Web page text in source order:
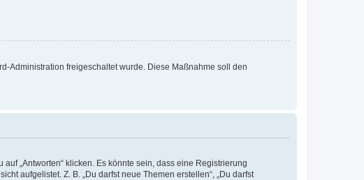
Administration freigeschaltet wurde. Diese Maßnahme soll den
„Antworten“ klicken. Es könnte sein, dass eine Registrierung
aufgelistet. Z. B. „Du darfst neue Themen erstellen“, „Du darfst